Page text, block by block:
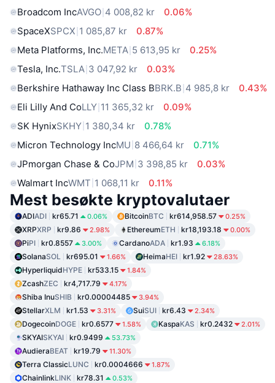
Broadcom IncAVGO 4 008,82 kr
0.06%
SpaceXSPCX 1 085,87 kr
0.87%
Meta Platforms, Inc.META 5 613,95 kr
0.25%
Tesla, Inc.TSLA 3 047,92 kr
0.03%
Berkshire Hathaway Inc Class BBRK.B 4 985,8 kr
0.43%
Eli Lilly And CoLLY 11 365,32 kr
0.09%
SK HynixSKHY 1 380,34 kr
0.78%
Micron Technology IncMU 8 466,64 kr
0.71%
JPmorgan Chase & CoJPM 3 398,85 kr
0.03%
Walmart IncWMT 1 068,11 kr 0.11%
Mest besøkte kryptovalutaer
ADIADI kr65.71 0.06% BitcoinBTC kr614,958.57 0.25%
XRPXRP kr9.86 2.98% EthereumETH kr18,193.18 0.00%
PiPI kr0.8557 3.00% CardanoADA kr1.93 6.18%
SolanaSOL kr695.01 1.66% HeimaHEI kr1.92 28.63%
HyperliquidHYPE kr533.15 1.84%
ZcashZEC kr4,717.79 4.17%
Shiba InuSHIB kr0.00004485 3.94%
StellarXLM kr1.53 3.31% SuiSUI kr6.43 2.34%
DogecoinDOGE kr0.6577 1.58% KaspaKAS kr0.2432 2.01%
SKYAISKYAI kr0.9499 53.73%
AudieraBEAT kr19.79 11.30%
Terra ClassicLUNC kr0.0004666 1.87%
ChainlinkLINK kr78.31 0.53%